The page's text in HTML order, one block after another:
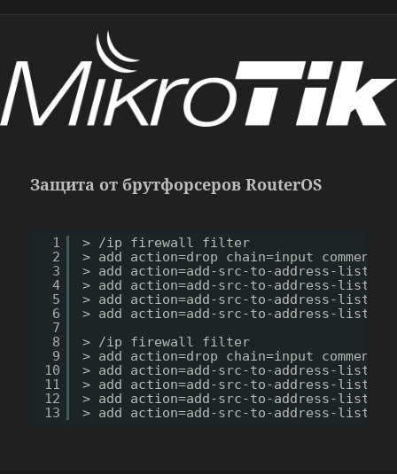
Защита от брутфорсеров RouterOS
1
2
3
4
5
6
7
8
9
10
11
12
13
> /ip
firewall filter
> add action=drop chain=input comment=
> add action=add-src-to-address-list
> add action=add-src-to-address-list
> add action=add-src-to-address-list
> add action=add-src-to-address-list
> /ip
firewall filter
> add action=drop chain=input comment=
> add action=add-src-to-address-list
> add action=add-src-to-address-list
> add action=add-src-to-address-list
> add action=add-src-to-address-list